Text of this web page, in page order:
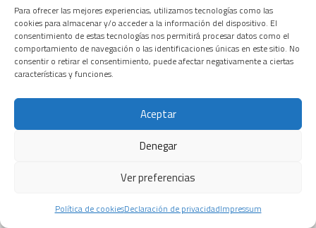
Para ofrecer las mejores experiencias, utilizamos tecnologías como las
cookies para almacenar y/o acceder a la información del dispositivo. El
consentimiento de estas tecnologías nos permitirá procesar datos como el
comportamiento de navegación o las identificaciones únicas en este sitio. No
consentir o retirar el consentimiento, puede afectar negativamente a ciertas
características y funciones.
Aceptar
Denegar
Ver preferencias
Política de cookiesDeclaración de privacidadImpressum